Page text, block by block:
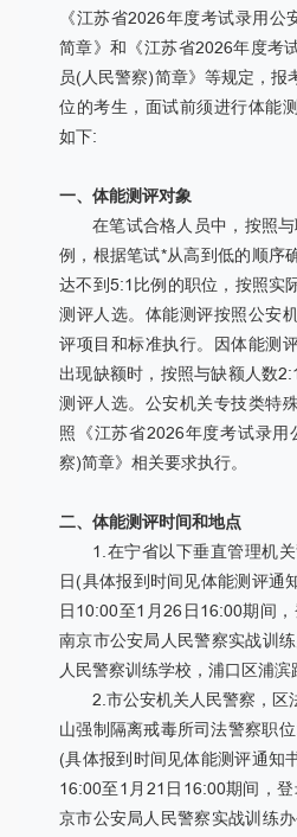
《江苏省2026年度考试录用
简章》和《江苏省2026年度考
员(人民警察)简章》等规定，报
位的考生，面试前须进行体能
如下:
一、体能测评对象
在笔试合格人员中，按照
例，根据笔试*从高到低的顺序
达不到5:1比例的职位，按照实
测评人选。体能测评按照公安
评项目和标准执行。因体能测
出现缺额时，按照与缺额人数
测评人选。公安机关专技类特
照《江苏省2026年度考试录
察)简章》相关要求执行。
二、体能测评时间和地点
1.在宁省以下垂直管理机
日(具体报到时间见体能测评通
日10:00至1月26日16:00期间
南京市公安局人民警察实战训
人民警察训练学校，浦口区浦滨
2.市公安机关人民警察，区
山强制隔离戒毒所司法警察职
(具体报到时间见体能测评通知
16:00至1月21日16:00期间，
京市公安局人民警察实战训练